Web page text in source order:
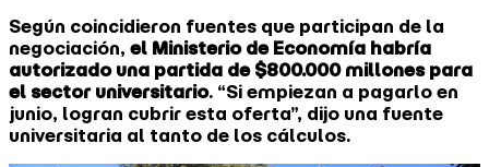
Según coincidieron fuentes que participan de la
negociación, el Ministerio de Economía habría
autorizado una partida de $800.000 millones para
el sector universitario. “Si empiezan a pagarlo en
junio, logran cubrir esta oferta”, dijo una fuente
universitaria al tanto de los cálculos.